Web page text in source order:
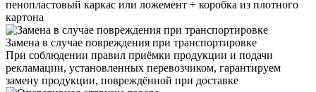
пенопластовый каркас или ложемент + коробка из плотного
картона
Замена в случае повреждения при транспортировке
При соблюдении правил приёмки продукции и подачи
рекламации, установленных перевозчиком, гарантируем
замену продукции, повреждённой при доставке